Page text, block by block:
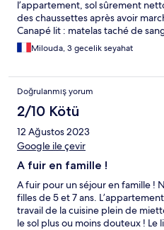
l’appartement, sol sûrement
des chaussettes après avoir
Canapé lit : matelas taché de
et de très mauvaise qualité, trou
qui m’ont laissé le dos en
dans ces conditions.
Milouda, 3 gecelik seyahat
Doğrulanmış yorum
2/10 Kötü
12 Ağustos 2023
Google ile çevir
A fuir en famille !
A fuir pour un séjour en famille !
filles de 5 et 7 ans.
travail de la cuisine plein de
le sol plus ou moins douteux ! Le